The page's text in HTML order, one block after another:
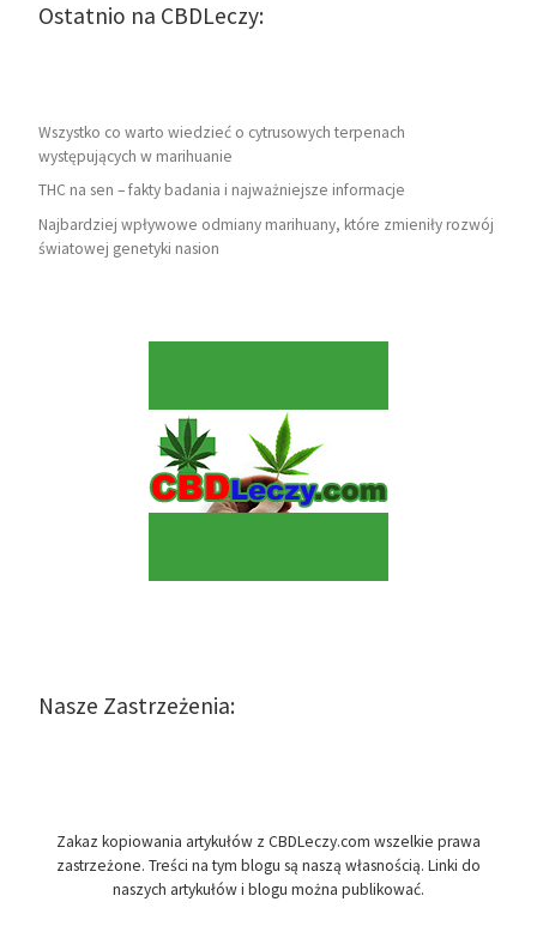
Ostatnio na CBDLeczy:
Wszystko co warto wiedzieć o cytrusowych terpenach
występujących w marihuanie
THC na sen – fakty badania i najważniejsze informacje
Najbardziej wpływowe odmiany marihuany, które zmieniły rozwój
światowej genetyki nasion
Nasze Zastrzeżenia:
Zakaz kopiowania artykułów z CBDLeczy.com wszelkie prawa
zastrzeżone. Treści na tym blogu są naszą własnością. Linki do
naszych artykułów i blogu można publikować.